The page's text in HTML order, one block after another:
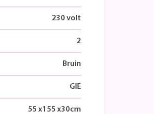
230 volt
2
Bruin
GIE
55 x155 x30cm